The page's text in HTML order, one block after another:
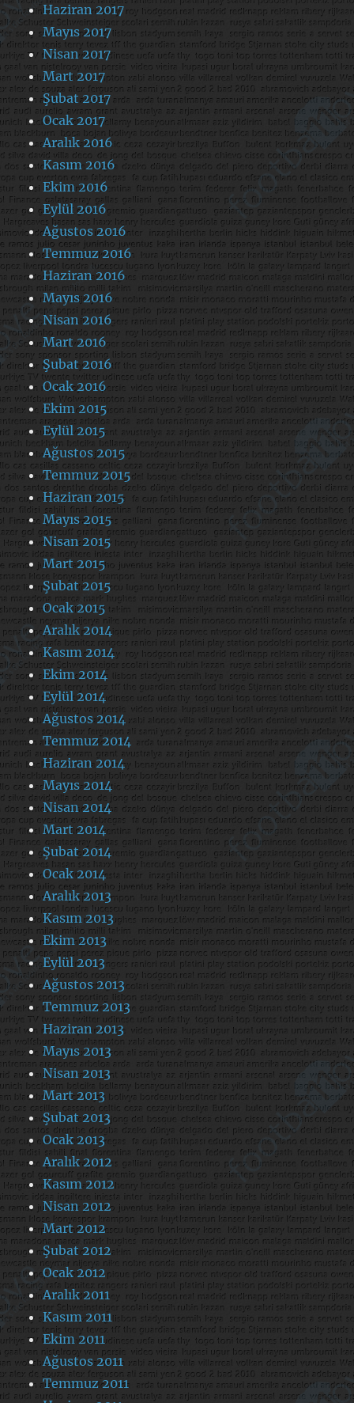
Haziran 2017
Mayıs 2017
Nisan 2017
Mart 2017
Şubat 2017
Ocak 2017
Aralık 2016
Kasım 2016
Ekim 2016
Eylül 2016
Ağustos 2016
Temmuz 2016
Haziran 2016
Mayıs 2016
Nisan 2016
Mart 2016
Şubat 2016
Ocak 2016
Ekim 2015
Eylül 2015
Ağustos 2015
Temmuz 2015
Haziran 2015
Mayıs 2015
Nisan 2015
Mart 2015
Şubat 2015
Ocak 2015
Aralık 2014
Kasım 2014
Ekim 2014
Eylül 2014
Ağustos 2014
Temmuz 2014
Haziran 2014
Mayıs 2014
Nisan 2014
Mart 2014
Şubat 2014
Ocak 2014
Aralık 2013
Kasım 2013
Ekim 2013
Eylül 2013
Ağustos 2013
Temmuz 2013
Haziran 2013
Mayıs 2013
Nisan 2013
Mart 2013
Şubat 2013
Ocak 2013
Aralık 2012
Kasım 2012
Nisan 2012
Mart 2012
Şubat 2012
Ocak 2012
Aralık 2011
Kasım 2011
Ekim 2011
Ağustos 2011
Temmuz 2011